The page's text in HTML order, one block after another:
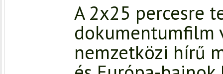
A 2x25 percesre
dokumentumfilm
nemzetközi hírű